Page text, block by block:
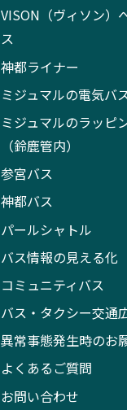
VISON（ヴィソン）
ス
神都ライナー
ミジュマルの電気バ
ミジュマルのラッピ
（鈴鹿管内）
参宮バス
神都バス
パールシャトル
バス情報の見える化
コミュニティバス
バス・タクシー交通
異常事態発生時のお
よくあるご質問
お問い合わせ